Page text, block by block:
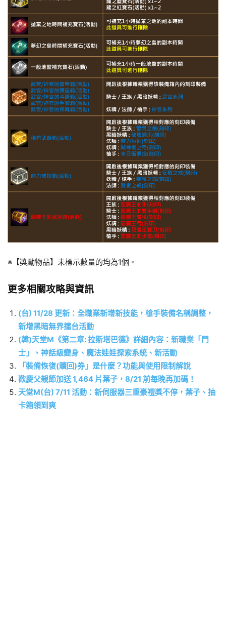
※【獎勵物品】未標示數量的均為1個。
更多相關攻略與資訊
(台) 11/28 更新：全職業新增新技能，槍手裝備名稱調整，
新增黑暗無界擂台活動
(韓)天堂M《第二章: 拉斯塔巴德》詳細內容：新職業「鬥
士」、神話級變身、魔法娃娃探索系統、新活動
「裝備恢復(贖回)券」是什麼？功能與使用限制解說
歡慶父親節加送 1,464 片葉子，8/21 前每晚再加碼！
天堂M(台) 7/11 活動：新伺服器三重豪禮獎不停，葉子、抽
卡箱領到爽